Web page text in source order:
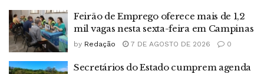
Feirão de Emprego oferece mais de 1,2
mil vagas nesta sexta-feira em Campinas
by Redação 7 DE AGOSTO DE 2026 0
Secretários do Estado cumprem agenda